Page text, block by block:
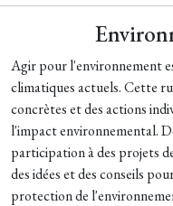
Agir pour l'environnement
climatiques actuels. Cette
concrètes et des actions
l'impact environnemental.
participation à des projets
des idées et des conseils
protection de